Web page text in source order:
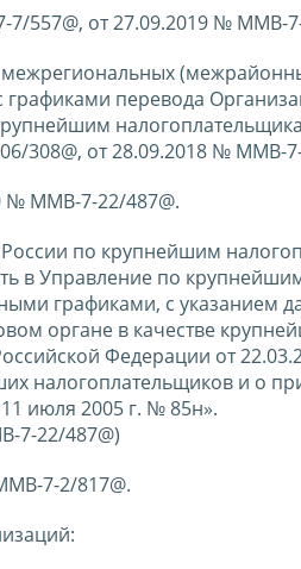
557@, от 27.09.2019 № ММВ-
межрегиональных
перевода
308@, от 28.09.2018 № ММВ-
№ ММВ-7-22/487@.
по крупнейшим
в Управление по
графиками, с указанием
органе в качестве
Федерации от
налогоплательщиков и о
июля 2005 г. № 85н».
7-22/487@)
7-2/817@.